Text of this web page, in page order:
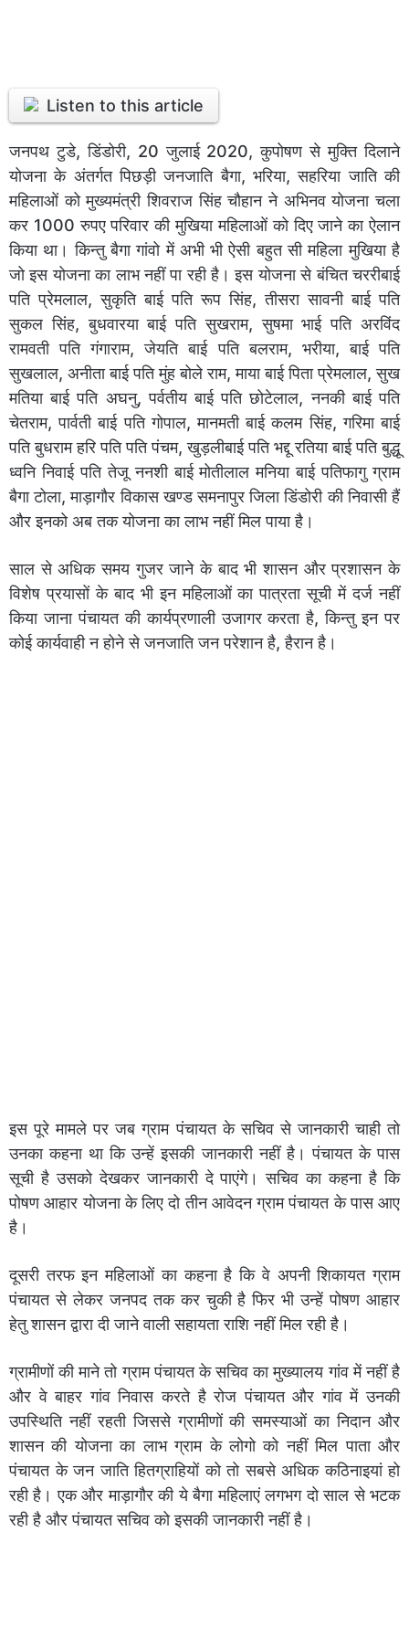
Listen to this article
जनपथ टुडे, डिंडोरी, 20 जुलाई 2020, कुपोषण से मुक्ति दिलाने
योजना के अंतर्गत पिछड़ी जनजाति बैगा, भरिया, सहरिया जाति की
महिलाओं को मुख्यमंत्री शिवराज सिंह चौहान ने अभिनव योजना चला
कर 1000 रुपए परिवार की मुखिया महिलाओं को दिए जाने का ऐलान
किया था। किन्तु बैगा गांवो में अभी भी ऐसी बहुत सी महिला मुखिया है
जो इस योजना का लाभ नहीं पा रही है। इस योजना से बंचित चररीबाई
पति प्रेमलाल, सुकृति बाई पति रूप सिंह, तीसरा सावनी बाई पति
सुकल सिंह, बुधवारया बाई पति सुखराम, सुषमा भाई पति अरविंद
रामवती पति गंगाराम, जेयति बाई पति बलराम, भरीया, बाई पति
सुखलाल, अनीता बाई पति मुंह बोले राम, माया बाई पिता प्रेमलाल, सुख
मतिया बाई पति अघनु, पर्वतीय बाई पति छोटेलाल, ननकी बाई पति
चेतराम, पार्वती बाई पति गोपाल, मानमती बाई कलम सिंह, गरिमा बाई
पति बुधराम हरि पति पति पंचम, खुड़लीबाई पति भद्दू रतिया बाई पति बुद्धू
ध्वनि निवाई पति तेजू ननशी बाई मोतीलाल मनिया बाई पतिफागु ग्राम
बैगा टोला, माड़ागौर विकास खण्ड समनापुर जिला डिंडोरी की निवासी हैं
और इनको अब तक योजना का लाभ नहीं मिल पाया है।
साल से अधिक समय गुजर जाने के बाद भी शासन और प्रशासन के
विशेष प्रयासों के बाद भी इन महिलाओं का पात्रता सूची में दर्ज नहीं
किया जाना पंचायत की कार्यप्रणाली उजागर करता है, किन्तु इन पर
कोई कार्यवाही न होने से जनजाति जन परेशान है, हैरान है।
इस पूरे मामले पर जब ग्राम पंचायत के सचिव से जानकारी चाही तो
उनका कहना था कि उन्हें इसकी जानकारी नहीं है। पंचायत के पास
सूची है उसको देखकर जानकारी दे पाएंगे। सचिव का कहना है कि
पोषण आहार योजना के लिए दो तीन आवेदन ग्राम पंचायत के पास आए
है।
दूसरी तरफ इन महिलाओं का कहना है कि वे अपनी शिकायत ग्राम
पंचायत से लेकर जनपद तक कर चुकी है फिर भी उन्हें पोषण आहार
हेतु शासन द्वारा दी जाने वाली सहायता राशि नहीं मिल रही है।
ग्रामीणों की माने तो ग्राम पंचायत के सचिव का मुख्यालय गांव में नहीं है
और वे बाहर गांव निवास करते है रोज पंचायत और गांव में उनकी
उपस्थिति नहीं रहती जिससे ग्रामीणों की समस्याओं का निदान और
शासन की योजना का लाभ ग्राम के लोगो को नहीं मिल पाता और
पंचायत के जन जाति हितग्राहियों को तो सबसे अधिक कठिनाइयां हो
रही है। एक और माड़ागौर की ये बैगा महिलाएं लगभग दो साल से भटक
रही है और पंचायत सचिव को इसकी जानकारी नहीं है।